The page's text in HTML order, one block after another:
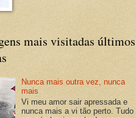
mais visitadas últimos
Nunca mais outra vez, nunca
mais
Vi meu amor sair apressada e
nunca mais a vi tão perto. Tudo